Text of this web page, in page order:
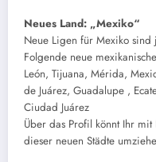
Neues Land: „Mexiko“
Neue Ligen für Mexiko sind
Folgende neue
León, Tijuana, Mérida,
de Juárez, Guadalupe ,
Ciudad Juárez
Über das Profil könnt Ihr
dieser neuen Städte